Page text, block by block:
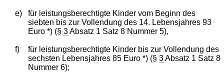
e)
für leistungsberechtigte Kinder vom Beginn des
siebten bis zur Vollendung des 14. Lebensjahres 93
Euro *) (§ 3Absatz 1 Satz 8 Nummer 5),
f)
für leistungsberechtigte Kinder bis zur Vollendung des
sechsten Lebensjahres 85 Euro *) (§ 3Absatz 1 Satz 8
Nummer 6);